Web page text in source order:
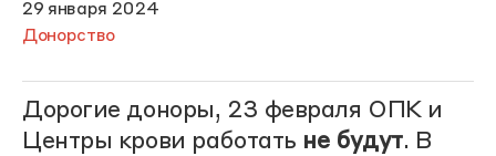
29 января 2024
Донорство
Дорогие доноры, 23 февраля ОПК и
Центры крови работать не будут. В